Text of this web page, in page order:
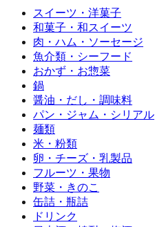
スイーツ・洋菓子
和菓子・和スイーツ
肉・ハム・ソーセージ
魚介類・シーフード
おかず・お惣菜
鍋
醤油・だし・調味料
パン・ジャム・シリアル
麺類
米・粉類
卵・チーズ・乳製品
フルーツ・果物
野菜・きのこ
缶詰・瓶詰
ドリンク